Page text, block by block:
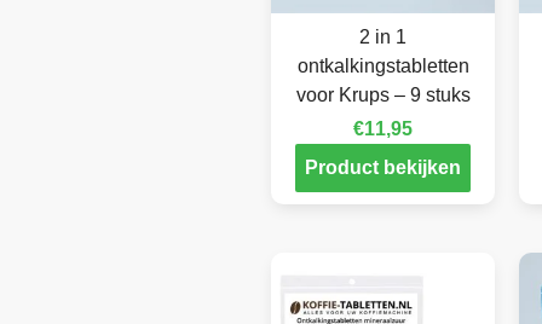
2 in 1
ontkalkingstabletten
voor Krups – 9 stuks
€11,95
Product bekijken